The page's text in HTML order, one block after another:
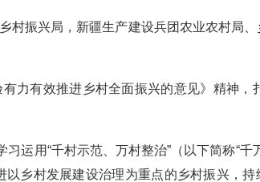
振兴局，新疆生产建设兵团农业农村局、
力有效推进乡村全面振兴的意见》精神，
用“千村示范、万村整治”（以下简称“千
乡村发展建设治理为重点的乡村振兴，持